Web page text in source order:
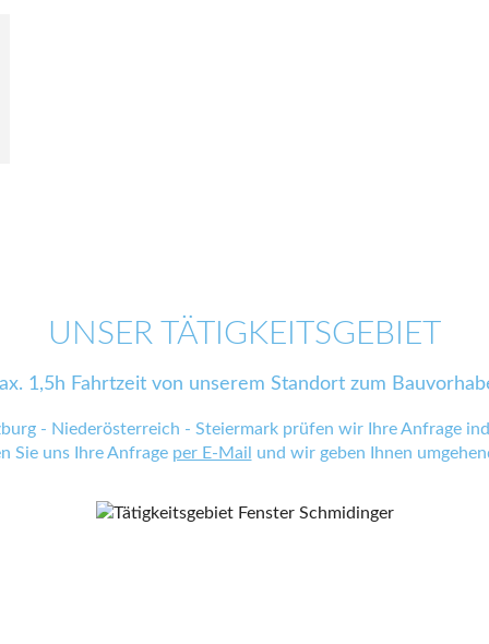
UNSER TÄTIGKEITSGEBIET
1,5h Fahrtzeit von unserem Standort zum
- Niederösterreich - Steiermark prüfen wir Ihre Anfrage
Sie uns Ihre Anfrage per E-Mail und wir geben Ihnen